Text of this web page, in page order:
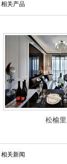
相关产品
松榆里
相关新闻